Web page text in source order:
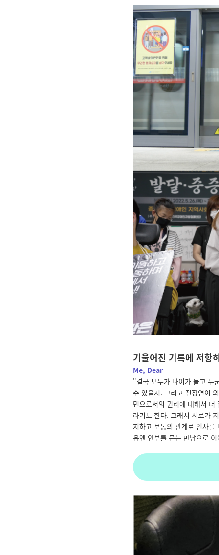
기울어진 기록에 저항
Me, Dear
"결국 모두가 나이가 들고 누
수 있을지. 그리고 전장연이
민으로서의 권리에 대해서 더
라기도 한다. 그래서 서로가
지하고 보통의 관계로 인사를
음엔 안부를 묻는 만남으로 이